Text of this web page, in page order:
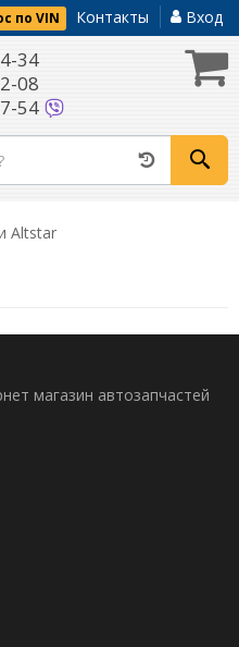
по VIN Контакты Вход
34
08
54
Altstar
магазин автозапчастей